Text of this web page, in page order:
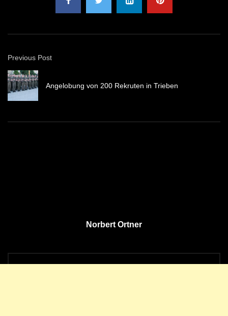
Previous Post
Angelobung von 200 Rekruten in Trieben
Norbert Ortner